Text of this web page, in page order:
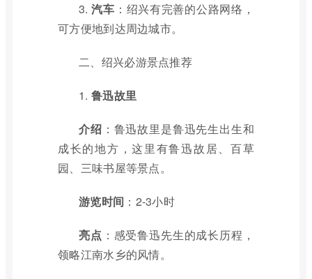
3.汽车 ：绍兴有完善的公路网络，
可方便地到达周边城市。
二、绍兴必游景点推荐
1. 鲁迅故里
介绍 ：鲁迅故里是鲁迅先生出生和
成长的地方，这里有鲁迅故居、百草
园、三味书屋等景点。
游览时间 ：2-3小时
亮点 ：感受鲁迅先生的成长历程，
领略江南水乡的风情。